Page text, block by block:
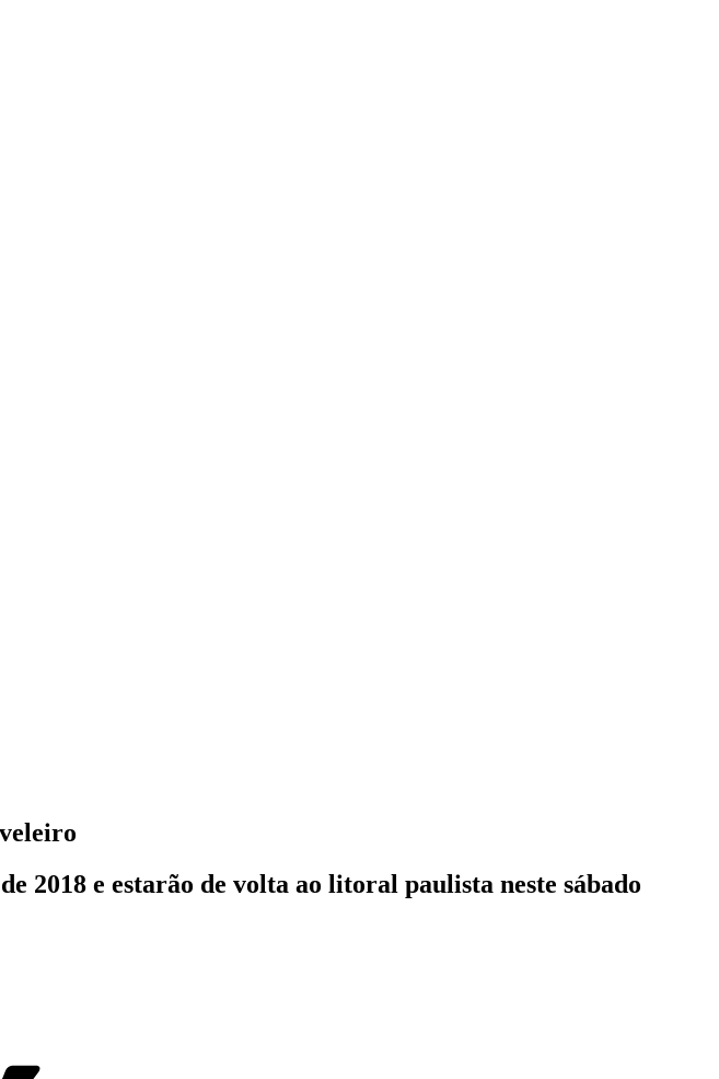
2018 e estarão de volta ao litoral paulista neste sábado